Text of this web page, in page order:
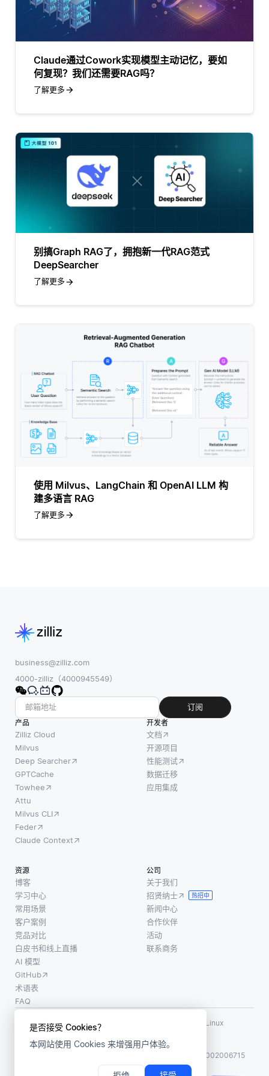
是否接受 Cookies？
本网站使用 Cookies 来增强用户体验。
Claude通过Cowork实现模型主动记忆，要如
何复现？我们还需要RAG吗？
了解更多
别搞Graph RAG了，拥抱新一代RAG范式
DeepSearcher
了解更多
使用 Milvus、LangChain 和 OpenAI LLM 构
建多语言 RAG
了解更多
business@zilliz.com
4000-zilliz（4000945549）
订阅
产品
Zilliz Cloud
Milvus
Deep Searcher
GPTCache
Towhee
Attu
Milvus CLI
Feder
Claude Context
开发者
文档
开源项目
性能测试
数据迁移
应用集成
资源
博客
学习中心
常用场景
客户案例
竞品对比
白皮书和线上直播
AI 模型
GitHub
术语表
FAQ
公司
关于我们
招贤纳士
热招中
新闻中心
合作伙伴
活动
联系商务
使用条款
LF AI、LF AI & Data、Milvus，以及相关的开源项目名称为 Linux
Foundation 所有商标
版权所有 ©2026 上海赜睿信息科技有限公司保留所有权利
沪公网安备31011002006715